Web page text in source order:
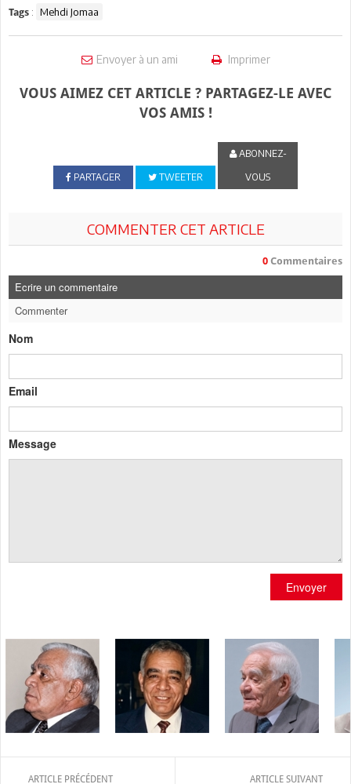
Tags : Mehdi Jomaa
Envoyer à un ami Imprimer
VOUS AIMEZ CET ARTICLE ? PARTAGEZ-LE AVEC
VOS AMIS !
PARTAGER TWEETER
ABONNEZ-
VOUS
COMMENTER CET ARTICLE
0 Commentaires
Ecrire un commentaire
Commenter
Nom
Email
Message
Envoyer
ARTICLE PRÉCÉDENT ARTICLE SUIVANT